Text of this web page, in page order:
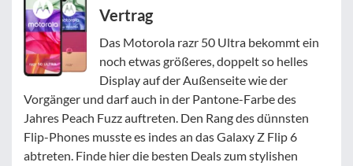
Vertrag
Das Motorola razr 50 Ultra bekommt ein
noch etwas größeres, doppelt so helles
Display auf der Außenseite wie der
Vorgänger und darf auch in der Pantone-Farbe des
Jahres Peach Fuzz auftreten. Den Rang des dünnsten
Flip-Phones musste es indes an das Galaxy Z Flip 6
abtreten. Finde hier die besten Deals zum stylishen